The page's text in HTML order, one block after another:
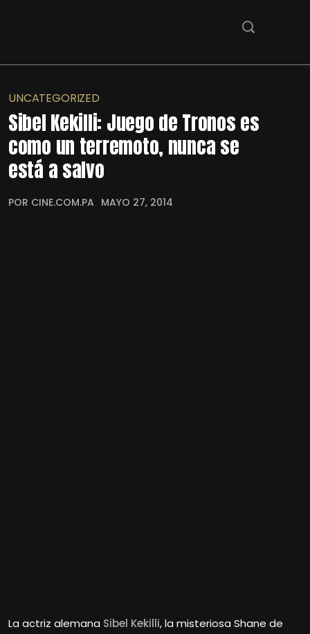
UNCATEGORIZED
Sibel Kekilli: Juego de Tronos es
como un terremoto, nunca se
está a salvo
POR CINE.COM.PA MAYO 27, 2014
La actriz alemana Sibel Kekilli, la misteriosa Shane de